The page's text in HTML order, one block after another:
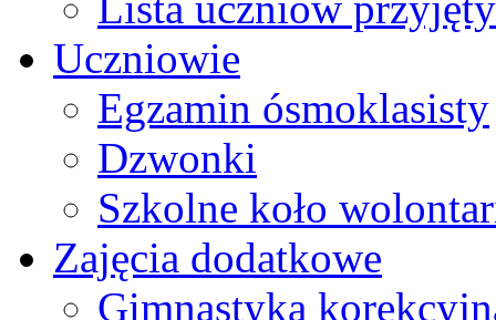
Uczniowie
Egzamin ósmoklasisty
Dzwonki
Szkolne koło
Zajęcia dodatkowe
Gimnastyka